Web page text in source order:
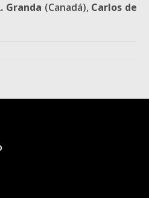
Granda (Canadá), Carlos de